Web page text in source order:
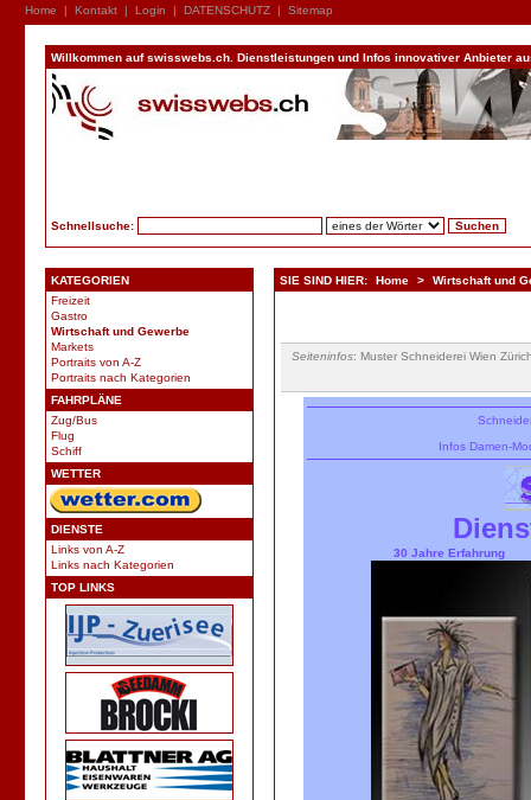
Home | Kontakt | Login | DATENSCHUTZ | Sitemap
Willkommen auf swisswebs.ch. Dienstleistungen und Infos innovativer Anbieter
Schnellsuche:
KATEGORIEN
Freizeit
Gastro
Wirtschaft und Gewerbe
Markets
Portraits von A-Z
Portraits nach Kategorien
FAHRPLÄNE
Zug/Bus
Flug
Schiff
WETTER
DIENSTE
Links von A-Z
Links nach Kategorien
TOP LINKS
SIE SIND HIER: Home > Wirtschaft und
Seiteninfos: Muster Schneiderei Wien
Infos Damen-
30 Jahre